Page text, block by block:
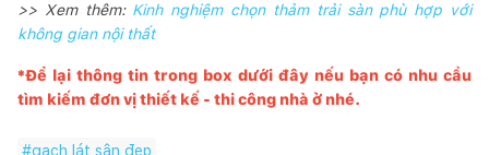
>> Xem thêm: Kinh nghiệm chọn thảm trải sàn phù hợp với
không gian nội thất
*Để lại thông tin trong box dưới đây nếu bạn có nhu cầu
tìm kiếm đơn vị thiết kế - thi công nhà ở nhé.
#gạch lát sân đẹp